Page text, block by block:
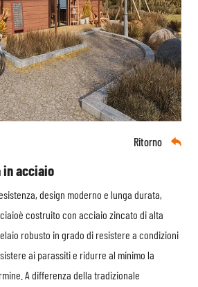
Ritorno 
in acciaio
design moderno e lunga durata,
è costruito con acciaio zincato di alta
robusto in grado di resistere a condizioni
ai parassiti e ridurre al minimo la
A differenza della tradizionale